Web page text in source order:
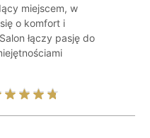
miejscem, w
o komfort i
łączy pasję do